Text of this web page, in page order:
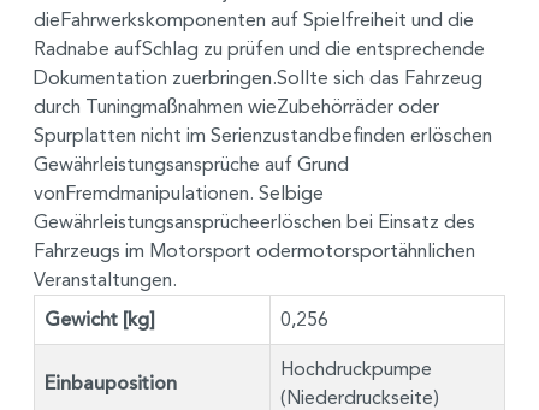
dieFahrwerkskomponenten auf Spielfreiheit und die
Radnabe aufSchlag zu prüfen und die entsprechende
Dokumentation zuerbringen.Sollte sich das Fahrzeug
durch Tuningmaßnahmen wieZubehörräder oder
Spurplatten nicht im Serienzustandbefinden erlöschen
Gewährleistungsansprüche auf Grund
vonFremdmanipulationen. Selbige
Gewährleistungsansprücheerlöschen bei Einsatz des
Fahrzeugs im Motorsport odermotorsportähnlichen
Veranstaltungen.
Gewicht [kg] 0,256
Einbauposition
Hochdruckpumpe
(Niederdruckseite)